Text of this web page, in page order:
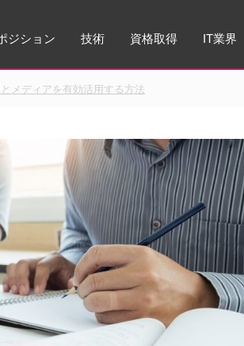
ジション 技術 資格取得 IT業界
メディアを有効活用する方法